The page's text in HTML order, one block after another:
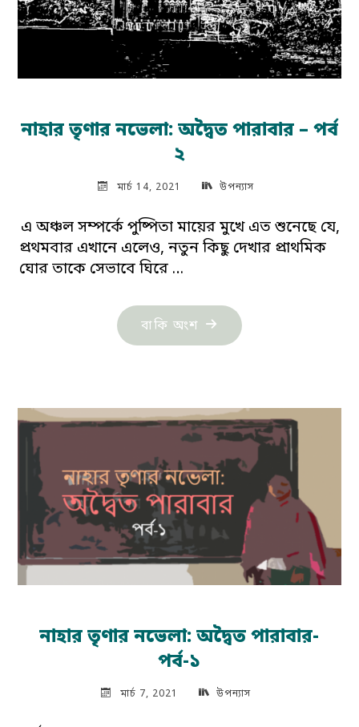
নাহার তৃণার নভেলা: অদ্বৈত পারাবার – পর্ব
২
মার্চ 14, 2021 উপন্যাস
এ অঞ্চল সম্পর্কে পুষ্পিতা মায়ের মুখে এত শুনেছে যে,
প্রথমবার এখানে এলেও, নতুন কিছু দেখার প্রাথমিক
ঘোর তাকে সেভাবে ঘিরে …
বাকি অংশ "নাহার
তৃণার
পারাবার
–
পর্ব
২"
নাহার তৃণার নভেলা: অদ্বৈত পারাবার-
পর্ব-১
মার্চ 7, 2021 উপন্যাস